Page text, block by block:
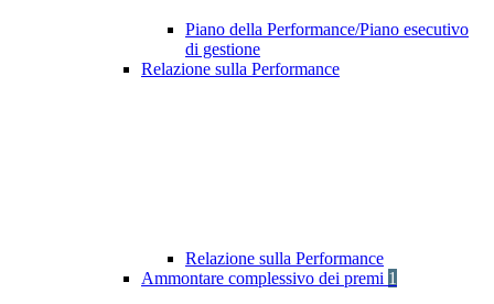
Piano della Performance/Piano esecutivo
di gestione
Relazione sulla Performance
Relazione sulla Performance
Ammontare complessivo dei premi 1